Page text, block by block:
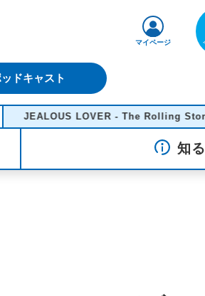
ドキャスト
マイページ
JEALOUS LOVER - The Rolling Stones
知る